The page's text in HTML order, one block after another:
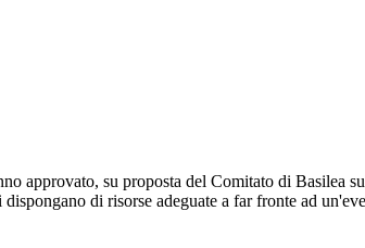
approvato, su proposta del Comitato di Basilea
di risorse adeguate a far fronte ad